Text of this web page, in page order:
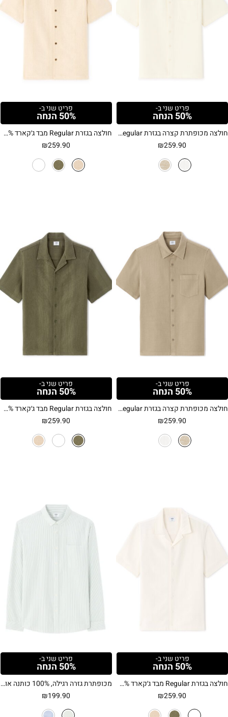
פריט שני ב-
50% הנחה
חולצה מכופתרת קצרה בגזרת Regular מבד וופל – לבן
₪259.90
פריט שני ב-
50% הנחה
חולצה בגזרת Regular מבד ג׳קארד 100% כותנה – חאקי
₪259.90
פריט שני ב-
50% הנחה
חולצה מכופתרת קצרה בגזרת Regular מבד וופל – בז'
₪259.90
פריט שני ב-
50% הנחה
חולצה בגזרת Regular מבד ג׳קארד 100% כותנה – חאקי
₪259.90
פריט שני ב-
50% הנחה
חולצה בגזרת Regular מבד ג׳קארד 100% כותנה – חאקי
₪259.90
פריט שני ב-
50% הנחה
מכופתרת גזרה רגילה, 100% כותנה אוקספורד
₪199.90